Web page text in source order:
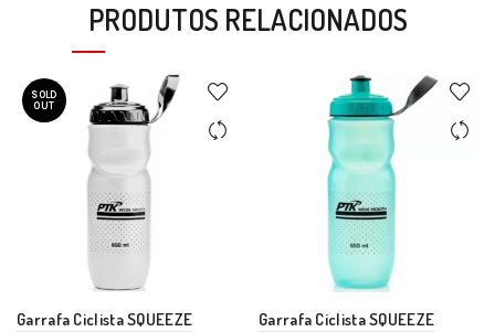
PRODUTOS RELACIONADOS
SOLD
OUT
Garrafa Ciclista SQUEEZE
Garrafa Ciclista SQUEEZE